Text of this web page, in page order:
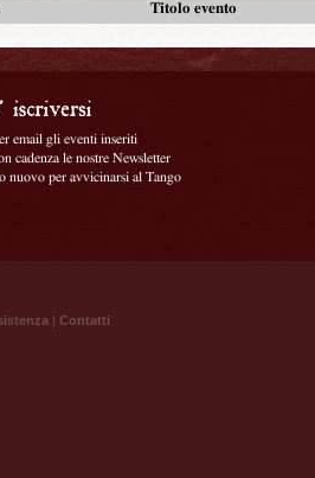
Titolo evento
email gli eventi inseriti
cadenza le nostre Newsletter
nuovo per avvicinarsi al Tango
| Contatti